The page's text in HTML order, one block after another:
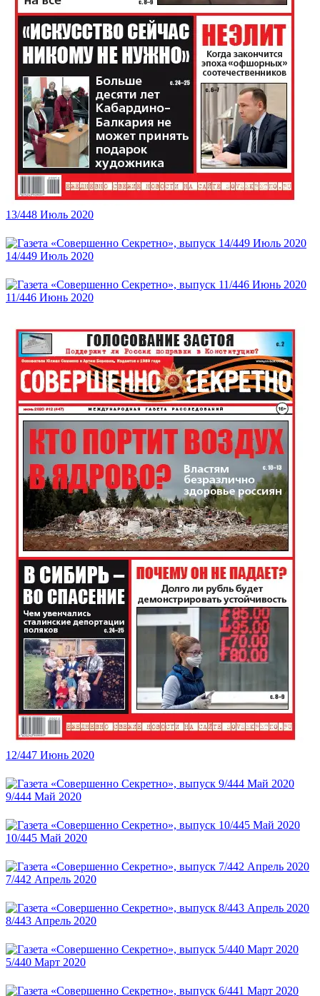
13/448 Июль 2020
14/449 Июль 2020
11/446 Июнь 2020
12/447 Июнь 2020
9/444 Май 2020
10/445 Май 2020
7/442 Апрель 2020
8/443 Апрель 2020
5/440 Март 2020